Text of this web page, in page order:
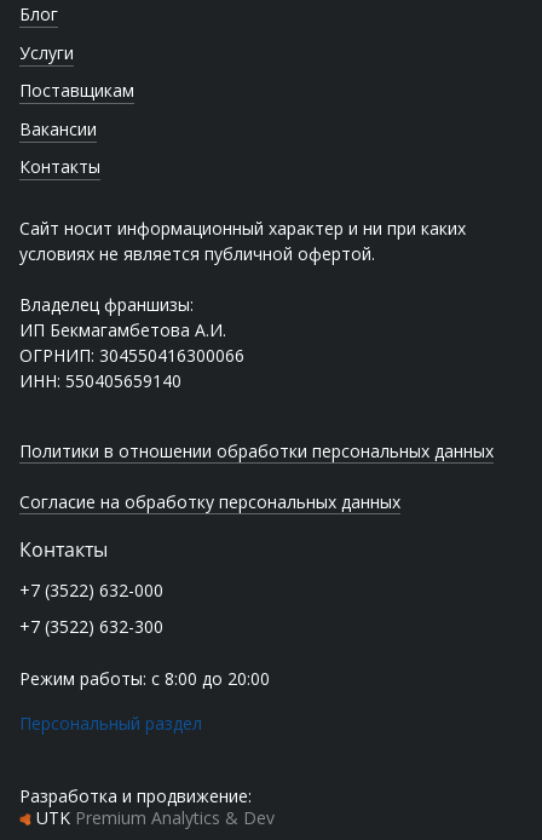
Блог
Услуги
Поставщикам
Вакансии
Контакты
Сайт носит информационный характер и ни при каких
условиях не является публичной офертой.
Владелец франшизы:
ИП Бекмагамбетова А.И.
ОГРНИП: 304550416300066
ИНН: 550405659140
Политики в отношении обработки персональных данных
Согласие на обработку персональных данных
Контакты
+7 (3522) 632-000
+7 (3522) 632-300
Режим работы: с 8:00 до 20:00
Персональный раздел
Разработка и продвижение:
UTK Premium Analytics & Dev